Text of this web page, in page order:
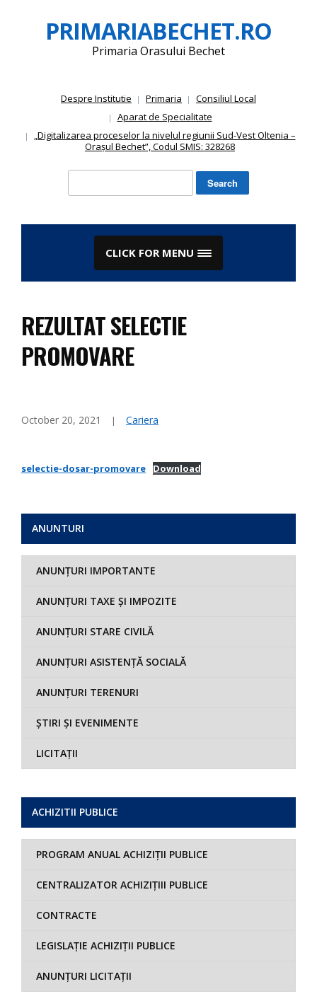
to
content
PRIMARIABECHET.RO
Primaria Orasului Bechet
Despre Institutie Primaria
Consiliul Local
Aparat de Specialitate
„Digitalizarea proceselor la nivelul regiunii Sud-Vest Oltenia –
Orașul Bechet”, Codul SMIS: 328268
CLICK FOR MENU
REZULTAT SELECTIE
PROMOVARE
October 20, 2021 Cariera
selectie-dosar-promovare Download
ANUNTURI
ANUNȚURI IMPORTANTE
ANUNȚURI TAXE ȘI IMPOZITE
ANUNȚURI STARE CIVILĂ
ANUNȚURI ASISTENȚĂ SOCIALĂ
ANUNȚURI TERENURI
ȘTIRI ȘI EVENIMENTE
LICITAȚII
ACHIZITII PUBLICE
PROGRAM ANUAL ACHIZIȚII PUBLICE
CENTRALIZATOR ACHIZIȚIII PUBLICE
CONTRACTE
LEGISLAȚIE ACHIZIȚII PUBLICE
ANUNȚURI LICITAȚII